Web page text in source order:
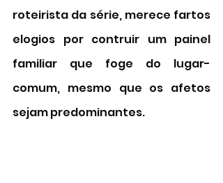
roteirista da série, merece fartos
elogios por contruir um painel
familiar que foge do lugar-
comum, mesmo que os afetos
sejam predominantes.